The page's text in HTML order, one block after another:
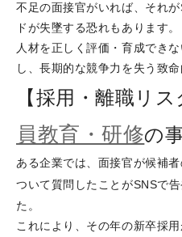
不足の面接官がいれば、それ
ドが失墜する恐れもあります。
人材を正しく評価・育成でき
し、長期的な競争力を失う致
【採用・離職リ
員教育・研修の
ある企業では、面接官が候補
ついて質問したことがSNSで告
た。
これにより、その年の新卒採